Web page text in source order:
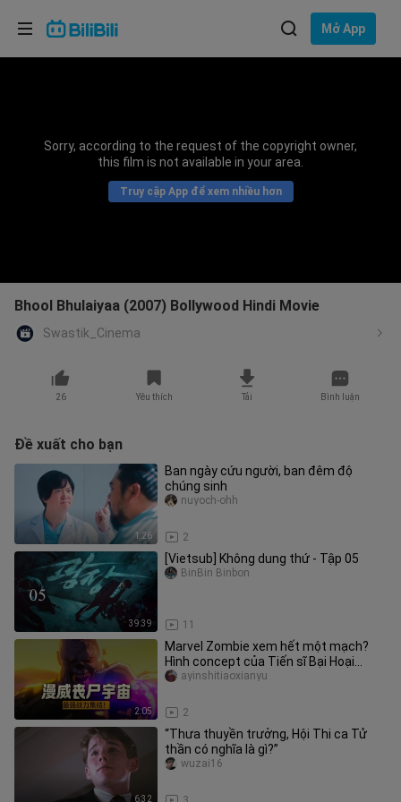
Mở App
Sorry, according to the request of the copyright owner,
this film is not available in your area.
Truy cập App để xem nhiều hơn
Bhool Bhulaiyaa (2007) Bollywood Hindi Movie
Swastik_Cinema
26 Yêu thích Tải Bình luận
Đề xuất cho bạn
1:26
Ban ngày cứu người, ban đêm độ
chúng sinh
2
nuyoch-ohh
39:39
[Vietsub] Không dung thứ - Tập 05
11
BinBin Binbon
2:05
Marvel Zombie xem hết một mạch?
Hình concept của Tiến sĩ Bại Hoại
trong Avengers 5 lộ diện
2
ayinshitiaoxianyu
6:32
“Thưa thuyền trưởng, Hội Thi ca Tử
thần có nghĩa là gì?”
wuzai16
Lựa chọn ngôn ngữ
Bahasa Indonesia